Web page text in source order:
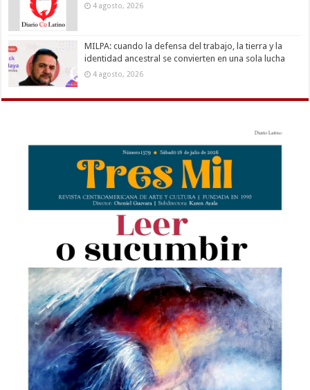
4 agosto, 2026
MILPA: cuando la defensa del trabajo, la tierra y la
identidad ancestral se convierten en una sola lucha
4 agosto, 2026